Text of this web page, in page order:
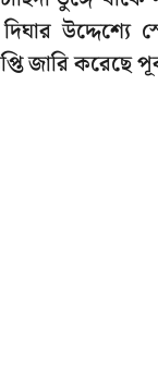
দিঘার
জারি করেছে